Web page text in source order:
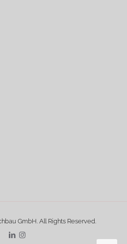
GmbH. All Rights Reserved.